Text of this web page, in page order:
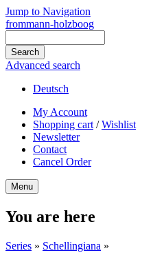
Jump to Navigation
frommann-holzboog
Advanced search
Deutsch
My Account
Shopping cart /Wishlist
Newsletter
Contact
Cancel Order
Menu
You are here
Series » Schellingiana »